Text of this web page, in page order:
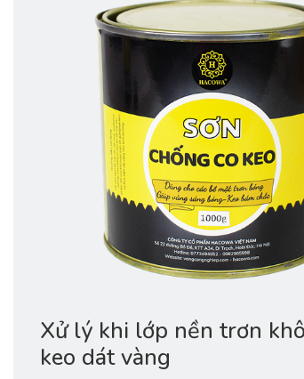
Xử lý khi lớp nền trơn
keo dát vàng